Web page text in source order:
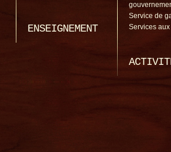
ENSEIGNEMENT
Service de
Services